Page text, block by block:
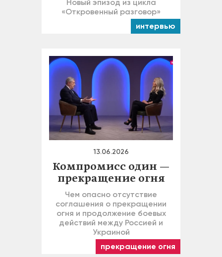
Новый эпизод из цикла
«Откровенный разговор»
интервью
13.06.2026
Компромисс один —
прекращение огня
Чем опасно отсутствие
соглашения о прекращении
огня и продолжение боевых
действий между Россией и
Украиной
прекращение огня